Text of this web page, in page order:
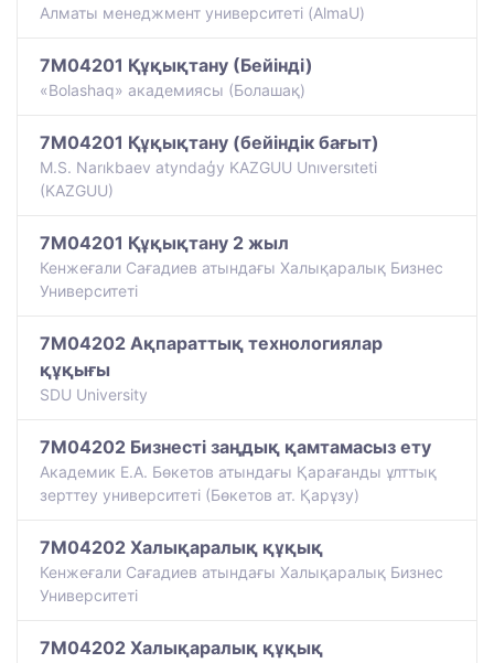
Алматы менеджмент университеті (AlmaU)
7M04201 Құқықтану (Бейінді)
«Bolashaq» академиясы (Болашақ)
7M04201 Құқықтану (бейіндік бағыт)
M.S. Narıkbaev atyndaģy KAZGUU Unıversıteti
(KAZGUU)
7M04201 Құқықтану 2 жыл
Кенжеғали Сағадиев атындағы Халықаралық Бизнес
Университеті
7M04202 Ақпараттық технологиялар
құқығы
SDU University
7M04202 Бизнесті заңдық қамтамасыз ету
Академик Е.А. Бөкетов атындағы Қарағанды ұлттық
зерттеу университеті (Бөкетов ат. Қарұзу)
7M04202 Халықаралық құқық
Кенжеғали Сағадиев атындағы Халықаралық Бизнес
Университеті
7M04202 Халықаралық құқық